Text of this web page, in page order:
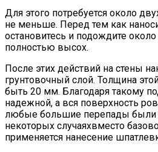
Для этого потребуется около
не меньше. Перед тем как
остановитесь и подождите
полностью высох.
После этих действий на стены
грунтовочный слой. Толщина
быть 20 мм. Благодаря такому
надежной, а вся поверхность
любые большие перепады были
некоторых случаяхвместо
применяется нанесение